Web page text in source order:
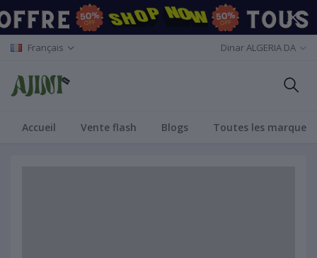
Français Dinar ALGERIA DA
Accueil Vente flash Blogs Toutes les marques